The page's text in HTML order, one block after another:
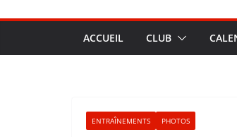
ACCUEIL CLUB
ENTRAÎNEMENTS PHOTOS